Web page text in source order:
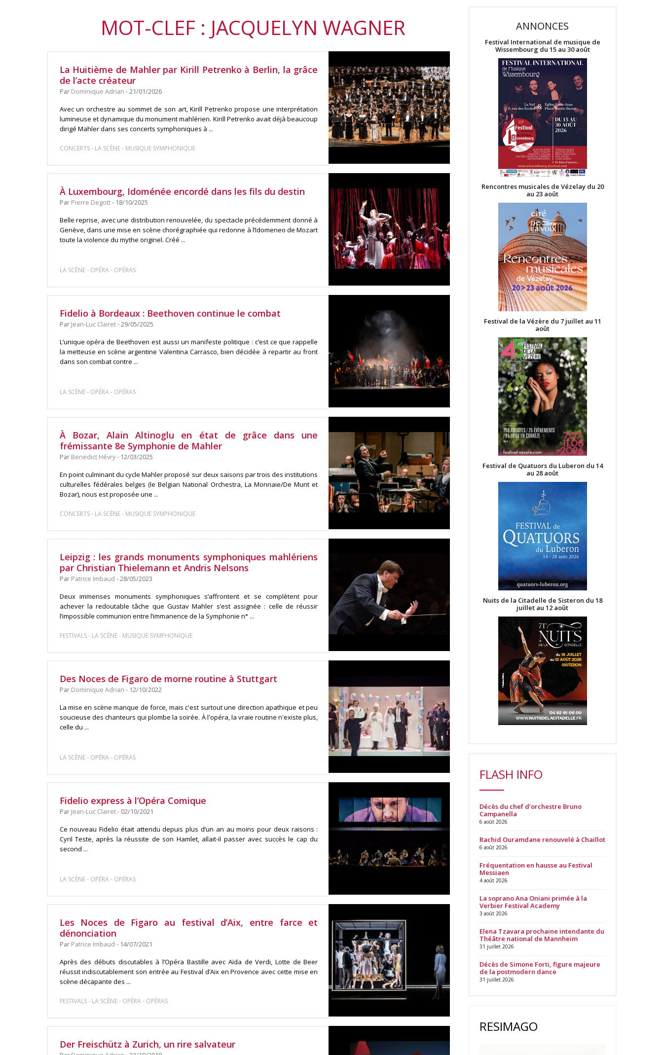
MOT-CLEF : JACQUELYN WAGNER
La Huitième de Mahler par Kirill Petrenko à Berlin, la grâce
de l’acte créateur
Par Dominique Adrian - 21/01/2026
Avec un orchestre au sommet de son art, Kirill Petrenko propose une interprétation
lumineuse et dynamique du monument mahlérien. Kirill Petrenko avait déjà beaucoup
dirigé Mahler dans ses concerts symphoniques à ...
CONCERTS- LA SCÈNE- MUSIQUE SYMPHONIQUE
À Luxembourg, Idoménée encordé dans les fils du destin
Par Pierre Degott- 18/10/2025
Belle reprise, avec une distribution renouvelée, du spectacle précédemment donné à
Genève, dans une mise en scène chorégraphiée qui redonne à l’Idomeneo de Mozart
toute la violence du mythe originel. Créé ...
LA SCÈNE- OPÉRA- OPÉRAS
Fidelio à Bordeaux : Beethoven continue le combat
Par Jean-Luc Clairet- 29/05/2025
L’unique opéra de Beethoven est aussi un manifeste politique : c’est ce que rappelle
la metteuse en scène argentine Valentina Carrasco, bien décidée à repartir au front
dans son combat contre ...
LA SCÈNE- OPÉRA- OPÉRAS
À Bozar, Alain Altinoglu en état de grâce dans une
frémissante 8e Symphonie de Mahler
Par Benedict Hévry- 12/03/2025
En point culminant du cycle Mahler proposé sur deux saisons par trois des institutions
culturelles fédérales belges (le Belgian National Orchestra, La Monnaie/De Munt et
Bozar), nous est proposée une ...
CONCERTS- LA SCÈNE- MUSIQUE SYMPHONIQUE
Leipzig : les grands monuments symphoniques mahlériens
par Christian Thielemann et Andris Nelsons
Par Patrice Imbaud - 28/05/2023
Deux immenses monuments symphoniques s’affrontent et se complètent pour
achever la redoutable tâche que Gustav Mahler s’est assignée : celle de réussir
l’impossible communion entre l’immanence de la Symphonie n° ...
FESTIVALS- LA SCÈNE- MUSIQUE SYMPHONIQUE
Des Noces de Figaro de morne routine à Stuttgart
Par Dominique Adrian - 12/10/2022
La mise en scène manque de force, mais c'est surtout une direction apathique et peu
soucieuse des chanteurs qui plombe la soirée. À l'opéra, la vraie routine n'existe plus,
celle du ...
LA SCÈNE- OPÉRA- OPÉRAS
Fidelio express à l’Opéra Comique
Par Jean-Luc Clairet- 02/10/2021
Ce nouveau Fidelio était attendu depuis plus d’un an au moins pour deux raisons :
Cyril Teste, après la réussite de son Hamlet, allait-il passer avec succès le cap du
second ...
LA SCÈNE- OPÉRA- OPÉRAS
Les Noces de Figaro au festival d’Aix, entre farce et
dénonciation
Par Patrice Imbaud - 14/07/2021
Après des débuts discutables à l’Opéra Bastille avec Aïda de Verdi, Lotte de Beer
réussit indiscutablement son entrée au Festival d’Aix en Provence avec cette mise en
scène décapante des ...
FESTIVALS- LA SCÈNE- OPÉRA- OPÉRAS
Der Freischütz à Zurich, un rire salvateur
ANNONCES
Festival International de musique de
Wissembourg du 15 au 30 août
Rencontres musicales de Vézelay du 20
au 23 août
Festival de la Vézère du 7 juillet au 11
août
Festival de Quatuors du Luberon du 14
au 28 août
Nuits de la Citadelle de Sisteron du 18
juillet au 12 août
FLASH INFO
Décès du chef d’orchestre Bruno
Campanella
6 août 2026
Rachid Ouramdane renouvelé à Chaillot
6 août 2026
Fréquentation en hausse au Festival
Messiaen
4 août 2026
La soprano Ana Oniani primée à la
Verbier Festival Academy
3 août 2026
Elena Tzavara prochaine intendante du
Théâtre national de Mannheim
31 juillet 2026
Décès de Simone Forti, figure majeure
de la postmodern dance
31 juillet 2026
RESIMAGO